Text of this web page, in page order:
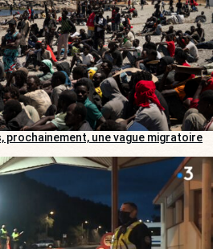
prochainement, une vague migratoire